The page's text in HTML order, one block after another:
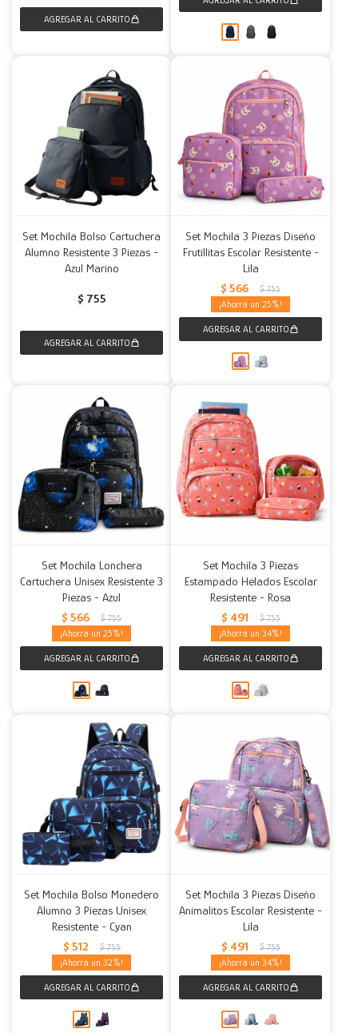
Set Mochila Bolso Cartuchera
Alumno Resistente 3 Piezas -
Azul Marino
$ 755
Set Mochila 3 Piezas Diseño
Frutillitas Escolar Resistente -
Lila
$ 566 $ 755
25
Set Mochila Lonchera
Cartuchera Unisex Resistente 3
Piezas - Azul
$ 566 $ 755
25
Set Mochila 3 Piezas
Estampado Helados Escolar
Resistente - Rosa
$ 491 $ 755
34
Set Mochila Bolso Monedero
Alumno 3 Piezas Unisex
Resistente - Cyan
$ 512 $ 755
32
Set Mochila 3 Piezas Diseño
Animalitos Escolar Resistente -
Lila
$ 491 $ 755
34